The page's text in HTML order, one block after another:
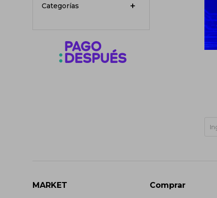
Categorías
MARKET Comprar